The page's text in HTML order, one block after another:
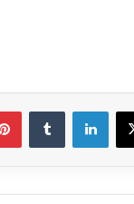
‫X لينكدإن